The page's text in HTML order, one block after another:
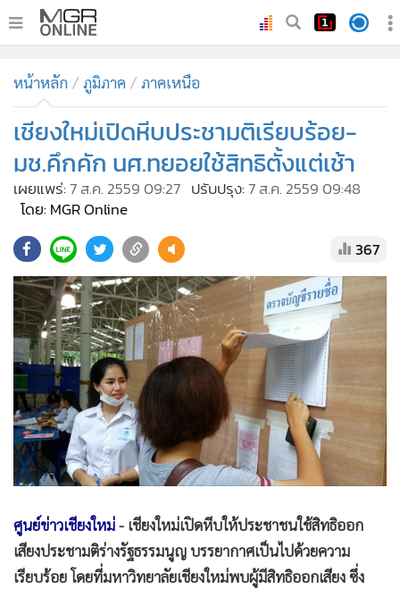
ทันเหตุการณ์
• ภาคใต้
ภูมิภาค
Online Section
บันเทิง
• ผู้จัดการรายวัน
• คอลัมนิสต์
• ละคร
• CbizReview
• Cyber BIZ
• ผู้จัดกวน
• Good health & Well-being
• Green Innovation & SD
• Management & HR
• MGR Live
Infographic
• การเมือง
• ท่องเที่ยว
หน้าหลัก ภูมิภาค ภาคเหนือ
เชียงใหม่เปิดหีบประชามติเรียบร้อย-
มช.คึกคัก นศ.ทยอยใช้สิทธิตั้งแต่เช้า
เผยแพร่:7 ส.ค. 2559 09:27 ปรับปรุง:7 ส.ค. 2559 09:48
โดย: MGR Online
367
ศูนย์ข่าวเชียงใหม่- เชียงใหม่เปิดหีบให้ประชาชนใช้สิทธิออก
เสียงประชามติร่างรัฐธรรมนูญ บรรยากาศเป็นไปด้วยความ
เรียบร้อย โดยที่มหาวิทยาลัยเชียงใหม่พบผู้มีสิทธิออกเสียง ซึ่ง